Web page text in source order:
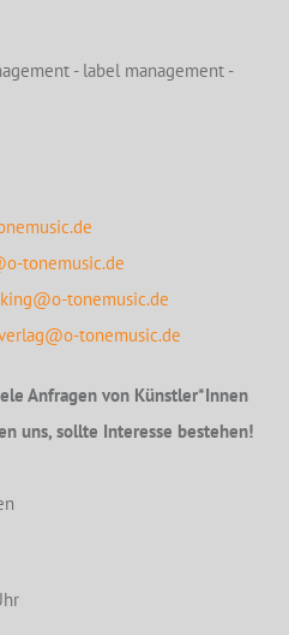
- label management -
tonemusic.de
tonemusic.de
tonemusic.de
Anfragen von Künstler*Innen
uns, sollte Interesse bestehen!